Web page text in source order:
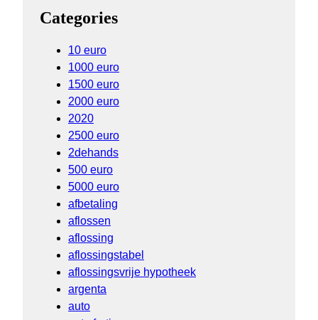
Categories
10 euro
1000 euro
1500 euro
2000 euro
2020
2500 euro
2dehands
500 euro
5000 euro
afbetaling
aflossen
aflossing
aflossingstabel
aflossingsvrije hypotheek
argenta
auto